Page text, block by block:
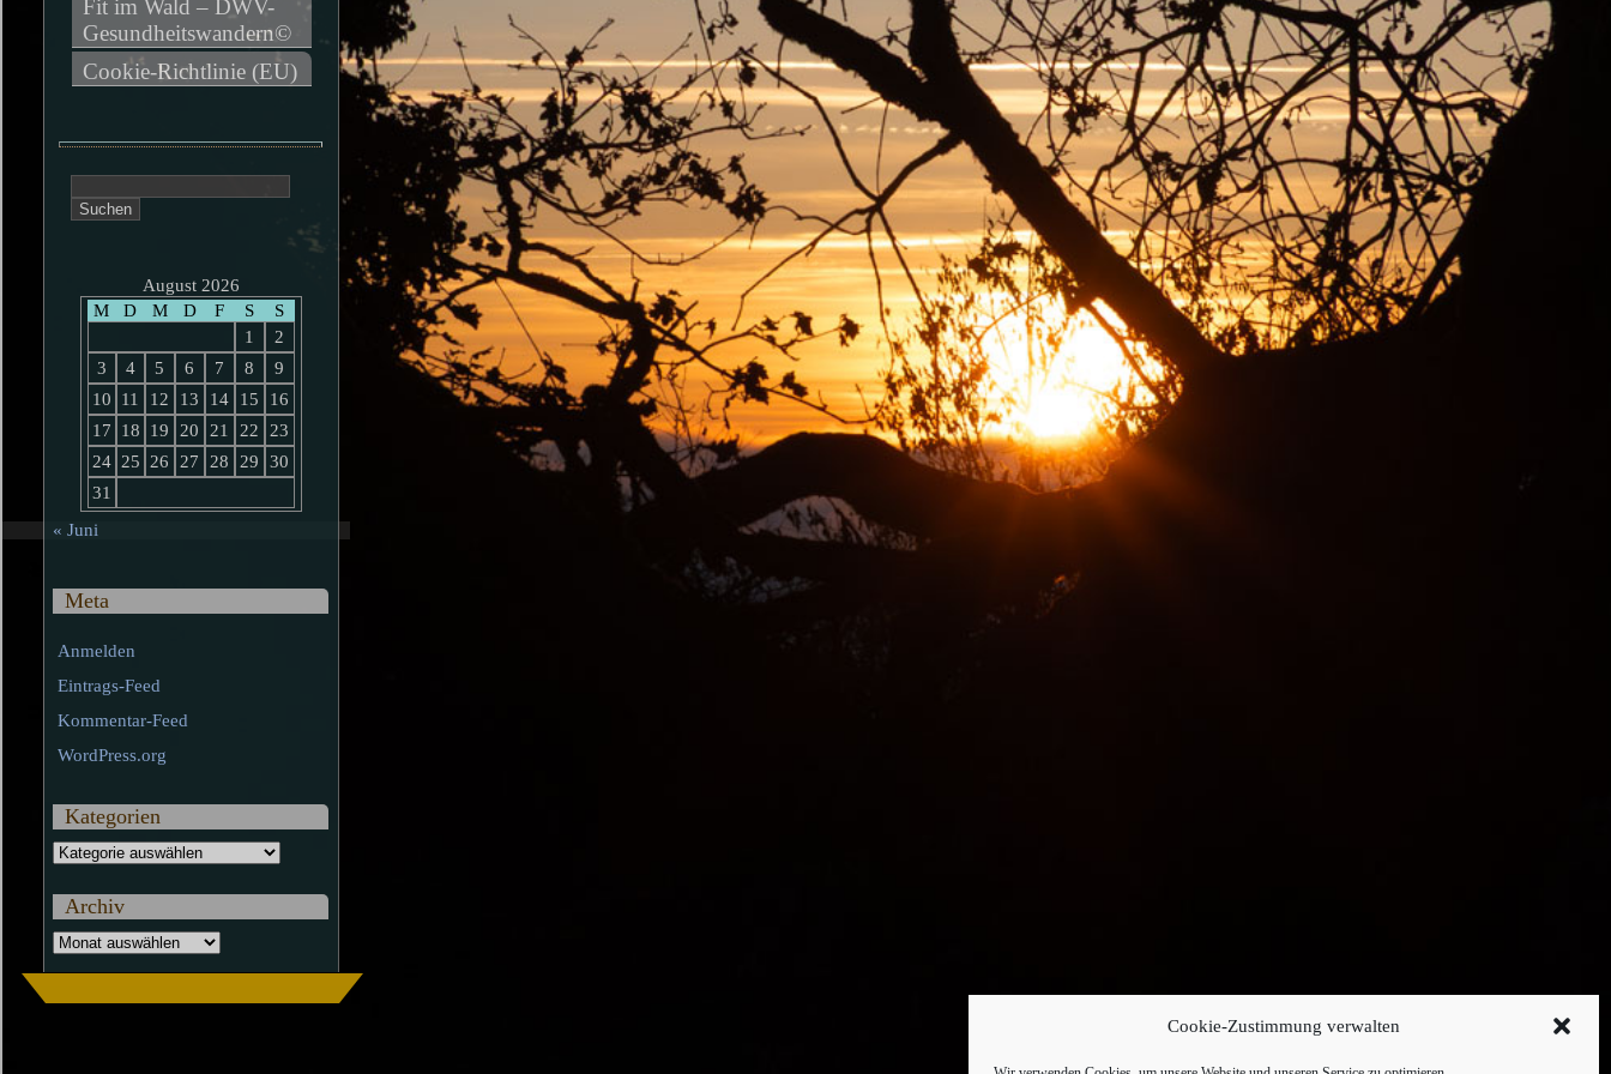
Cookie-Zustimmung verwalten
Fit im Wald – DWV-
Gesundheitswandern©
Cookie-Richtlinie (EU)
nach:
August 2026
M
D M D F S
S
1
2
3
4 5 6 7 8
9
10
11 12 13 14 15
16
17
18 19 20 21 22
23
24 25 26 27 28 29
30
31
« Juni
Meta
Anmelden
Eintrags-Feed
Kommentar-Feed
WordPress.org
Kategorien
Kategorien
Archiv
Archiv